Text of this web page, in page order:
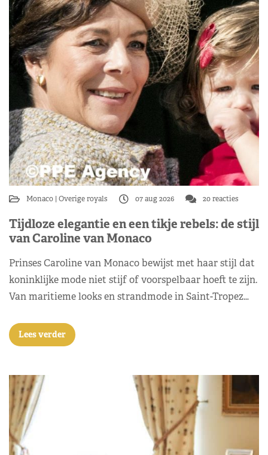
Monaco Overige royals 07 aug 2026 20 reacties
Tijdloze elegantie en een tikje rebels: de stijl
van Caroline van Monaco
Prinses Caroline van Monaco bewijst met haar stijl dat
koninklijke mode niet stijf of voorspelbaar hoeft te zijn.
Van maritieme looks en strandmode in Saint-Tropez…
Lees verder